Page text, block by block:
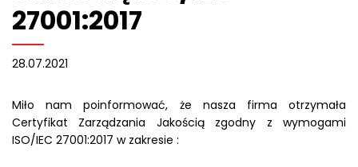
27001:2017
28.07.2021
Miło nam poinformować, że nasza firma otrzymała
Certyfikat Zarządzania Jakością zgodny z wymogami
ISO/IEC 27001:2017 w zakresie :